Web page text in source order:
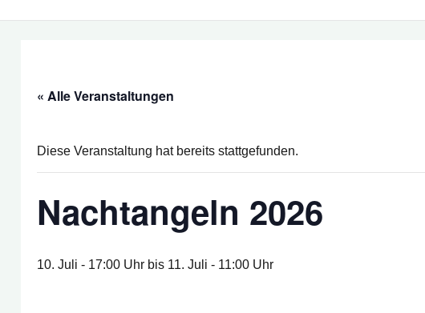
« Alle Veranstaltungen
Diese Veranstaltung hat bereits stattgefunden.
Nachtangeln 2026
10. Juli - 17:00 Uhr bis 11. Juli - 11:00 Uhr